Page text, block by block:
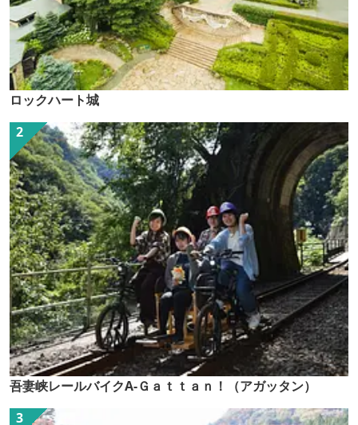
ロックハート城
吾妻峡レールバイクA-Ｇａｔｔａｎ！（アガッタン）